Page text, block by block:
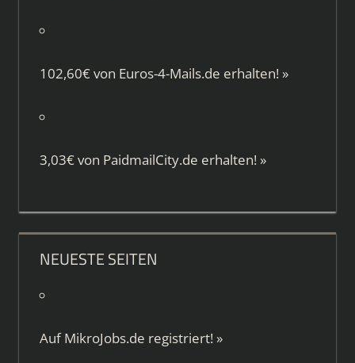
102,60€ von Euros-4-Mails.de erhalten! »
3,03€ von PaidmailCity.de erhalten! »
NEUESTE SEITEN
AufMikroJobs.de registriert! »